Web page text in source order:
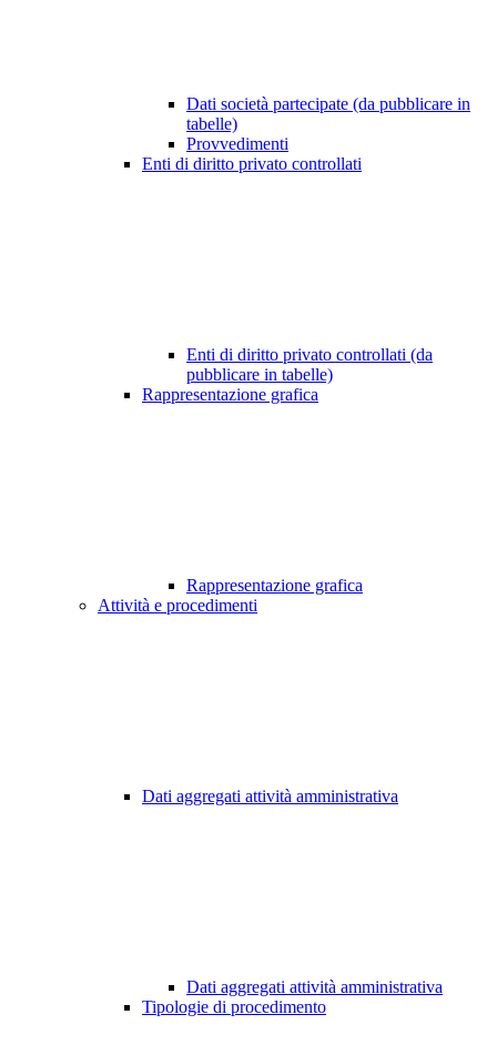
Dati società partecipate (da pubblicare in
tabelle)
Provvedimenti
Enti di diritto privato controllati
Enti di diritto privato controllati (da
pubblicare in tabelle)
Rappresentazione grafica
Rappresentazione grafica
Attività e procedimenti
Dati aggregati attività amministrativa
Dati aggregati attività amministrativa
Tipologie di procedimento